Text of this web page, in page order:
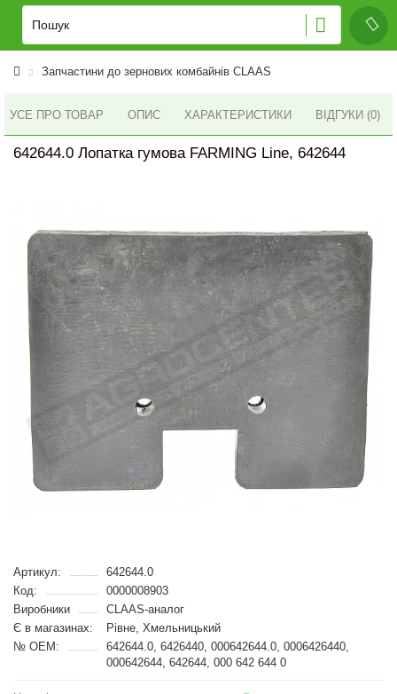
Запчастини до зернових комбайнів CLAAS
УСЕ ПРО ТОВАР ОПИС ХАРАКТЕРИСТИКИ ВІДГУКИ (0)
642644.0 Лопатка гумова FARMING Line, 642644
Артикул:
642644.0
Код:
0000008903
Виробники
CLAAS-аналог
Є в магазинах:
Рівне, Хмельницький
№ OEM:
642644.0, 6426440, 000642644.0, 0006426440,
000642644, 642644, 000 642 644 0